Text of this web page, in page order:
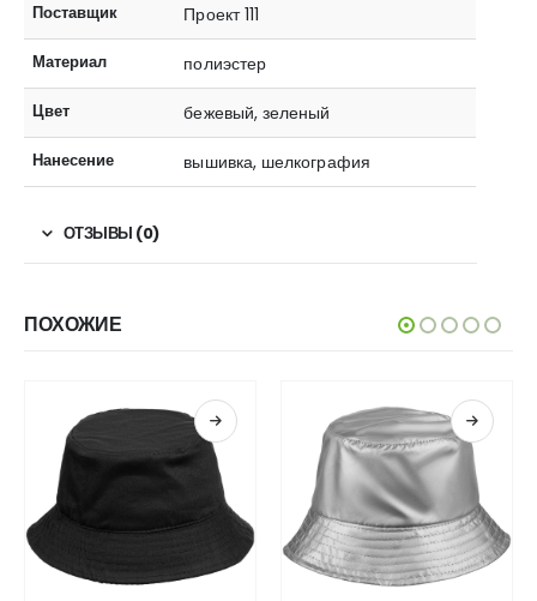
Поставщик Проект 111
Материал полиэстер
Цвет бежевый, зеленый
Нанесение вышивка, шелкография
ОТЗЫВЫ (0)
ПОХОЖИЕ